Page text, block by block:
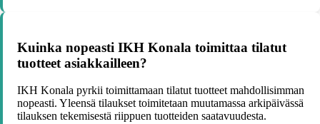
Kuinka nopeasti IKH Konala toimittaa tilatut
tuotteet asiakkailleen?
IKH Konala pyrkii toimittamaan tilatut tuotteet mahdollisimman
nopeasti. Yleensä tilaukset toimitetaan muutamassa arkipäivässä
tilauksen tekemisestä riippuen tuotteiden saatavuudesta.